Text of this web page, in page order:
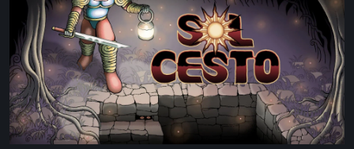
Recensione:
la
1.0
del
roguelite
di